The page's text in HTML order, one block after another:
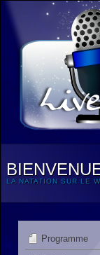
LA NATATION SUR LE
Programme